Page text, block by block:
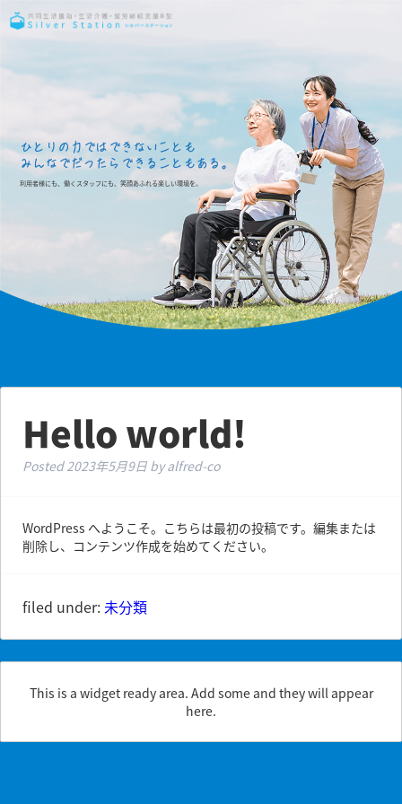
ひとりの力ではできないことも
みんなでだったらできることもある。
利用者様にも、働くスタッフにも、笑顔あふれる楽しい環境を。
Hello world!
Posted2023年5月9日 by alfred-co
WordPress へようこそ。こちらは最初の投稿です。編集または
削除し、コンテンツ作成を始めてください。
filed under: 未分類
This is a widget ready area. Add some and they will appear
here.